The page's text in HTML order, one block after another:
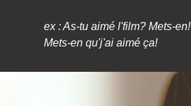
ex : As-tu aimé l'film? Mets-en!
Mets-en qu'j'ai aimé ça!